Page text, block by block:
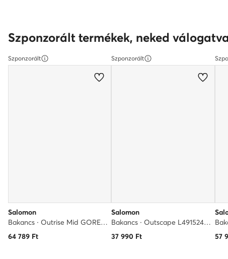
Szponzorált termékek, neked válogatva
Szponzorált
Salomon
Bakancs · Outrise Mid GORE-TEX L47160600 · Szürke
64 789 Ft
Szponzorált
Salomon
Bakancs · Outscape L49152400 · Lila
37 990 Ft
57